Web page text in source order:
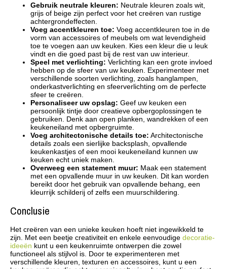
Gebruik neutrale kleuren: Neutrale kleuren zoals wit,
grijs of beige zijn perfect voor het creëren van rustige
achtergrondeffecten.
Voeg accentkleuren toe: Voeg accentkleuren toe in de
vorm van accessoires of meubels om wat levendigheid
toe te voegen aan uw keuken. Kies een kleur die u leuk
vindt en die goed past bij de rest van uw interieur.
Speel met verlichting: Verlichting kan een grote invloed
hebben op de sfeer van uw keuken. Experimenteer met
verschillende soorten verlichting, zoals hanglampen,
onderkastverlichting en sfeerverlichting om de perfecte
sfeer te creëren.
Personaliseer uw opslag: Geef uw keuken een
persoonlijk tintje door creatieve opbergoplossingen te
gebruiken. Denk aan open planken, wandrekken of een
keukeneiland met opbergruimte.
Voeg architectonische details toe: Architectonische
details zoals een sierlijke backsplash, opvallende
keukenkastjes of een mooi keukeneiland kunnen uw
keuken echt uniek maken.
Overweeg een statement muur: Maak een statement
met een opvallende muur in uw keuken. Dit kan worden
bereikt door het gebruik van opvallende behang, een
kleurrijk schilderij of zelfs een muurschildering.
Conclusie
Het creëren van een unieke keuken hoeft niet ingewikkeld te
zijn. Met een beetje creativiteit en enkele eenvoudige decoratie-
ideeën kunt u een keukenruimte ontwerpen die zowel
functioneel als stijlvol is. Door te experimenteren met
verschillende kleuren, texturen en accessoires, kunt u een